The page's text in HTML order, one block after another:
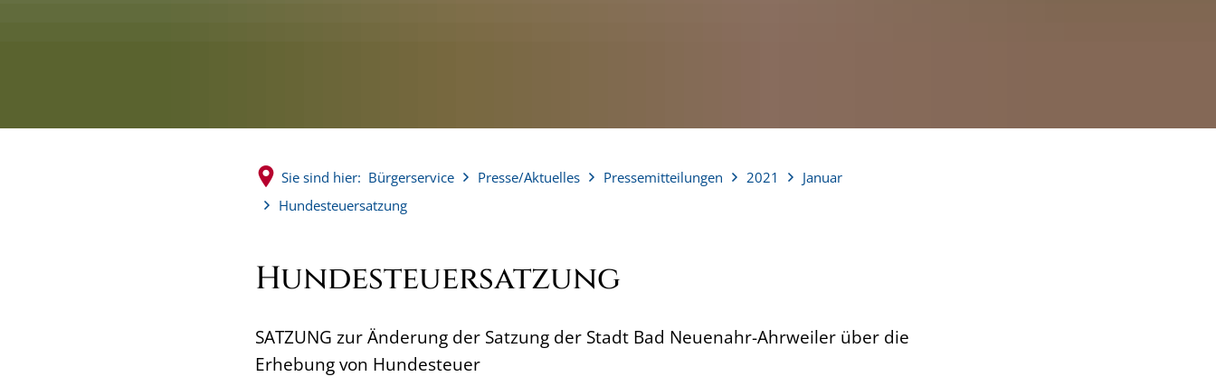
Sie sind hier: Bürgerservice Presse/Aktuelles Pressemitteilungen 2021
Januar
Hundesteuersatzung
Hundesteuersatzung
SATZUNG zur Änderung der Satzung der Stadt Bad Neuenahr-Ahrweiler über die
Erhebung von Hundesteuer